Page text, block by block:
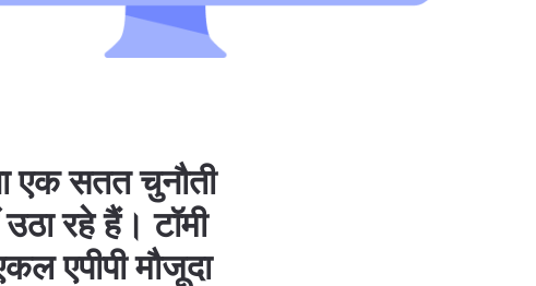
एक सतत चुनौती
रहे हैं। टॉमी
एपीपी मौजूदा